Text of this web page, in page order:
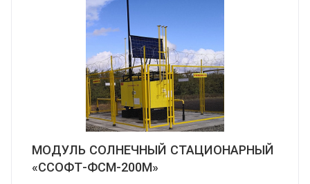
МОДУЛЬ СОЛНЕЧНЫЙ СТАЦИОНАРНЫЙ
«ССОФТ-ФСМ-200М»